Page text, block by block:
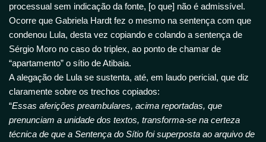
processual sem indicação da fonte, [o que] não é admissível.
Ocorre que Gabriela Hardt fez o mesmo na sentença com que
condenou Lula, desta vez copiando e colando a sentença de
Sérgio Moro no caso do triplex, ao ponto de chamar de
“apartamento” o sítio de Atibaia.
A alegação de Lula se sustenta, até, em laudo pericial, que diz
claramente sobre os trechos copiados:
“Essas aferições preambulares, acima reportadas, que
prenunciam a unidade dos textos, transforma-se na certeza
técnica de que a Sentença do Sítio foi superposta ao arquivo de